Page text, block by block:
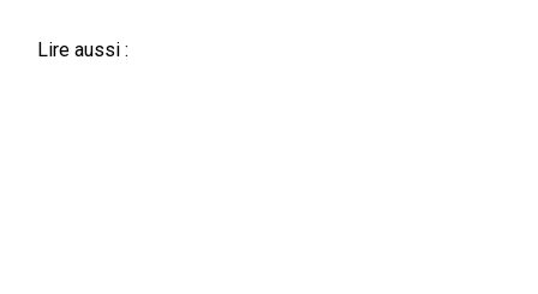
Lire aussi :